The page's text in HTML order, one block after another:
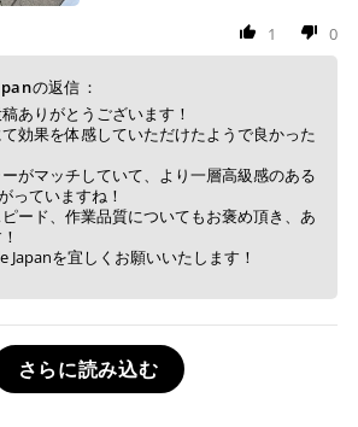
1 0
の返信：
ありがとうございます！
効果を体感していただけたようで良かった
がマッチしていて、より一層高級感のある
っていますね！
ード、作業品質についてもお褒め頂き、あ
を宜しくお願いいたします！
さらに読み込む